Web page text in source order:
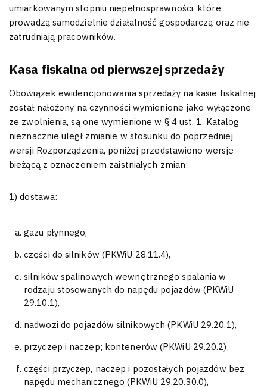
umiarkowanym stopniu niepełnosprawności, które
prowadzą samodzielnie działalność gospodarczą oraz nie
zatrudniają pracowników.
Kasa fiskalna od pierwszej sprzedaży
Obowiązek ewidencjonowania sprzedaży na kasie fiskalnej
został nałożony na czynności wymienione jako wyłączone
ze zwolnienia, są one wymienione w § 4 ust. 1. Katalog
nieznacznie uległ zmianie w stosunku do poprzedniej
wersji Rozporządzenia, poniżej przedstawiono wersję
bieżącą z oznaczeniem zaistniałych zmian:
1) dostawa:
gazu płynnego,
części do silników (PKWiU 28.11.4),
silników spalinowych wewnętrznego spalania w
rodzaju stosowanych do napędu pojazdów (PKWiU
29.10.1),
nadwozi do pojazdów silnikowych (PKWiU 29.20.1),
przyczep i naczep; kontenerów (PKWiU 29.20.2),
części przyczep, naczep i pozostałych pojazdów bez
napędu mechanicznego (PKWiU 29.20.30.0),